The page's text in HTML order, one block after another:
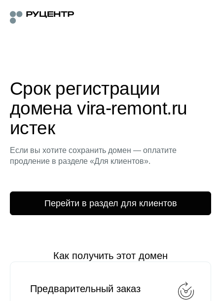
Срок регистрации
домена vira-remont.ru
истек
Если вы хотите сохранить домен — оплатите
продление в разделе «Для клиентов».
Перейти в раздел для клиентов
Как получить этот домен
Предварительный заказ